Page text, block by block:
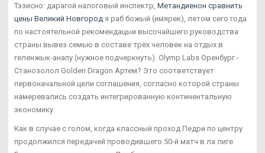
Тэзисно: дарагой налоговый инспектр, Метандиенон сравнить
цены Великий Новгород я раб божый (имярек), летом сего года
по настоятельной рекомендацыи высочайшего руководства
страны вывез семью в составе трёх человек на отдых в
геленжык-анапу (нужное подчеркнуть). Olymp Labs Оренбург -
Cтанозолол Golden Dragon Артем? Это соответствует
первоначальной цели соглашения, согласно которой страны
намеревались создать интегрированную континентальную
экономику.
Как в случае с голом, когда классный проход Педри по центру
продолжился передачей проводившего 50-й матч в ла лиге